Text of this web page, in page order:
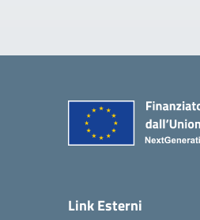
Link Esterni